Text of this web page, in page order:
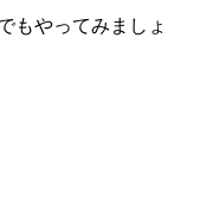
もやってみましょ